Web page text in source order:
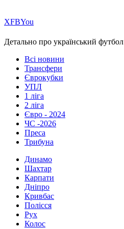
ХFBYou
Детально про український футбол
Всі новини
Трансфери
Єврокубки
УПЛ
1 ліга
2 ліга
Євро - 2024
ЧС -2026
Преса
Трибуна
Динамо
Шахтар
Карпати
Дніпро
Кривбас
Полісся
Рух
Колос